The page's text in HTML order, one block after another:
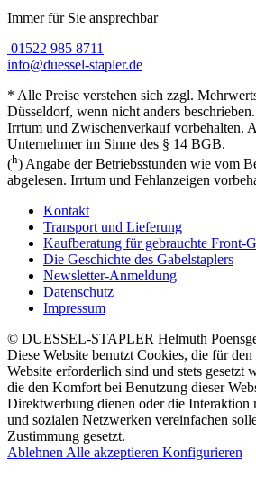
Immer für Sie ansprechbar
01522 985 8711
info@duessel-stapler.de
* Alle Preise verstehen sich zzgl.
Düsseldorf, wenn nicht anders beschrieben.
Irrtum und Zwischenverkauf vorbehalten.
Unternehmer im Sinne des § 14 BGB.
(h) Angabe der Betriebsstunden wie vom
abgelesen. Irrtum und Fehlanzeigen
Kontakt
Transport und Lieferung
Kaufberatung für gebrauchte Front-
Die Geschichte des Gabelstaplers
Newsletter-Anmeldung
Datenschutz
Impressum
© DUESSEL-STAPLER Helmuth
Diese Website benutzt Cookies, die für
Website erforderlich sind und stets gesetzt
die den Komfort bei Benutzung dieser
Direktwerbung dienen oder die Interaktion
und sozialen Netzwerken vereinfachen
Zustimmung gesetzt.
AblehnenAlle akzeptieren Konfigurieren